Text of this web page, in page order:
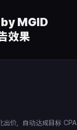
MGID
效果
出价，自动达成目标 CPA